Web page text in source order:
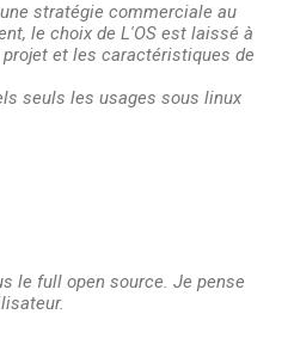
stratégie commerciale au
le choix de L'OS est laissé à
et les caractéristiques de
seuls les usages sous linux
le full open source. Je pense